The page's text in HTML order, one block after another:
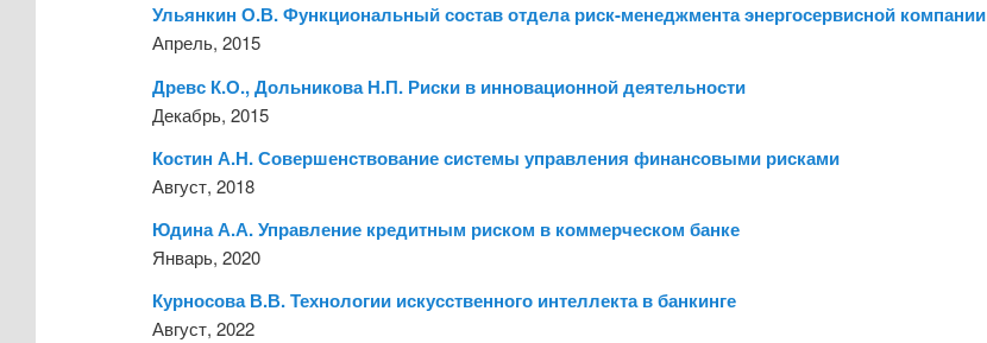
Ульянкин О.В. Функциональный состав отдела риск-менеджмента энергосервисной компании
Апрель, 2015
Древс К.О., Дольникова Н.П. Риски в инновационной деятельности
Декабрь, 2015
Костин А.Н. Совершенствование системы управления финансовыми рисками
Август, 2018
Юдина А.А. Управление кредитным риском в коммерческом банке
Январь, 2020
Курносова В.В. Технологии искусственного интеллекта в банкинге
Август, 2022